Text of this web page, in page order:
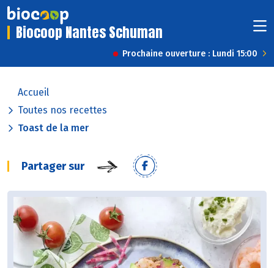
Biocoop Nantes Schuman
Prochaine ouverture : Lundi 15:00
Accueil
Toutes nos recettes
Toast de la mer
Partager sur